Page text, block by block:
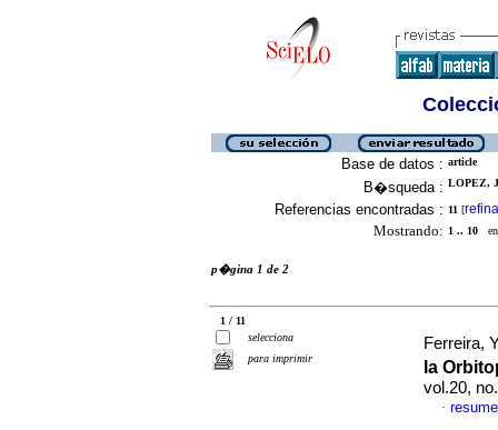
Base de datos : article
B�squeda : LOPEZ,
Referencias encontradas : 11 [
Mostrando: 1 .. 10 en
p�gina 1 de 2
1 / 11
selecciona
para imprimir
Ferreira,
la
vol.20,
·